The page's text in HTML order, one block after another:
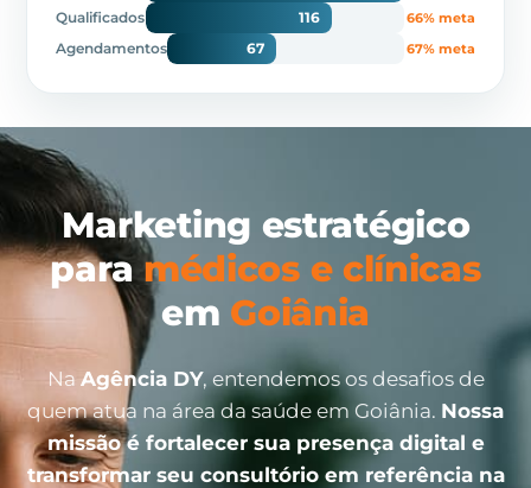
Qualificados 116 66% meta
Agendamentos 67 67% meta
Marketing estratégico
para médicos e clínicas
em Goiânia
Na Agência DY, entendemos os desafios de
quem atua na área da saúde em Goiânia. Nossa
missão é fortalecer sua presença digital e
transformar seu consultório em referência na